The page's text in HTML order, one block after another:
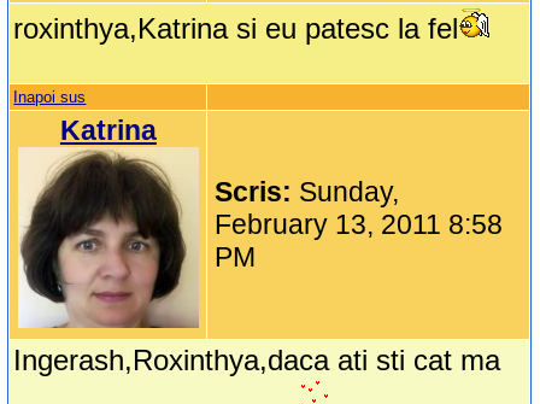
roxinthya,Katrina si eu patesc la fel
Inapoi sus
Katrina
Scris: Sunday,
February 13, 2011 8:58
PM
Ingerash,Roxinthya,daca ati sti cat ma